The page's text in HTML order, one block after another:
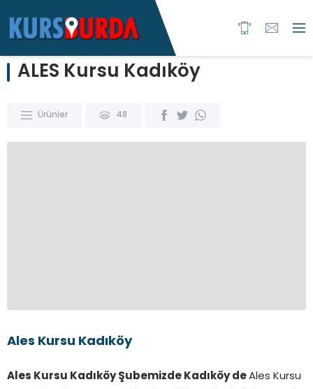
ALES Kursu Kadıköy
Ürünler 48
Ales Kursu Kadıköy
Ales Kursu Kadıköy Şubemizde Kadıköy de Ales Kursu